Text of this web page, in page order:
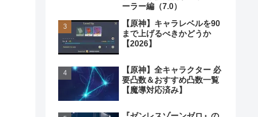
ーラー編（7.0）
【原神】キャラレベルを90
まで上げるべきかどうか
【2026】
【原神】全キャラクター 必
要凸数＆おすすめ凸数一覧
【魔導対応済み】